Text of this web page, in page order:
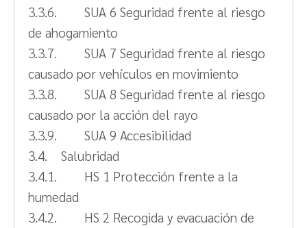
3.3.6. SUA 6 Seguridad frente al riesgo
de ahogamiento
3.3.7. SUA 7 Seguridad frente al riesgo
causado por vehículos en movimiento
3.3.8. SUA 8 Seguridad frente al riesgo
causado por la acción del rayo
3.3.9. SUA 9 Accesibilidad
3.4. Salubridad
3.4.1. HS 1 Protección frente a la
humedad
3.4.2. HS 2 Recogida y evacuación de